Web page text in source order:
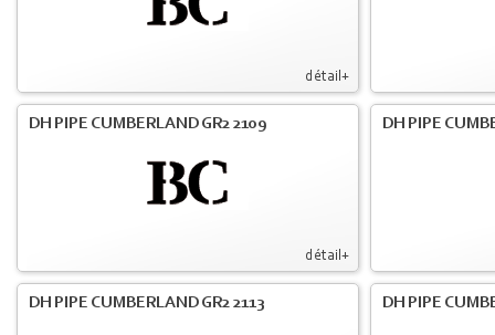
détail+
détail+
DH PIPE CUMBERLAND GR2 2109 DH PIPE
DH PIPE CUMBERLAND GR2 2113 DH PIPE